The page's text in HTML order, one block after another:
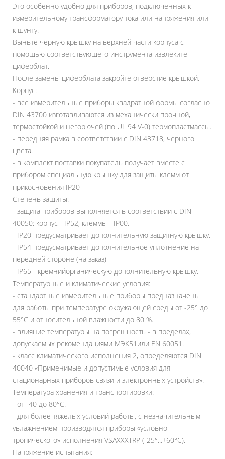
Это особенно удобно для приборов, подключенных к
измерительному трансформатору тока или напряжения или
к шунту.
Выньте черную крышку на верхней части корпуса с
помощью соответствующего инструмента извлеките
циферблат.
После замены циферблата закройте отверстие крышкой.
Корпус:
- все измерительные приборы квадратной формы согласно
DIN 43700 изготавливаются из механически прочной,
термостойкой и негорючей (по UL 94 V-0) термопластмассы.
- передняя рамка в соответствии с DIN 43718, черного
цвета.
- в комплект поставки покупатель получает вместе с
прибором специальную крышку для защиты клемм от
прикосновения IP20
Степень защиты:
- защита приборов выполняется в соответствии с DIN
40050: корпус - IP52, клеммы - IP00.
- IP20 предусматривает дополнительную защитную крышку.
- IP54 предусматривает дополнительное уплотнение на
передней стороне (на заказ)
- IP65 - кремнийорганическую дополнительную крышку.
Температурные и климатические условия:
- стандартные измерительные приборы предназначены
для работы при температуре окружающей среды от -25° до
55°C и относительной влажности до 80 %.
- влияние температуры на погрешность - в пределах,
допускаемых рекомендациями МЭК51или EN 60051.
- класс климатического исполнения 2, определяются DIN
40040 «‎Применимые и допустимые условия для
стационарных приборов связи и электронных устройств»‎.
Температура хранения и транспортировки:
- от -40 до 80°C.
- для более тяжелых условий работы, с незначительным
увлажнением производятся приборы «‎условно
тропического»‎ исполнения VSAXXXTRP (-25°...+60°C).
Напряжение испытания: